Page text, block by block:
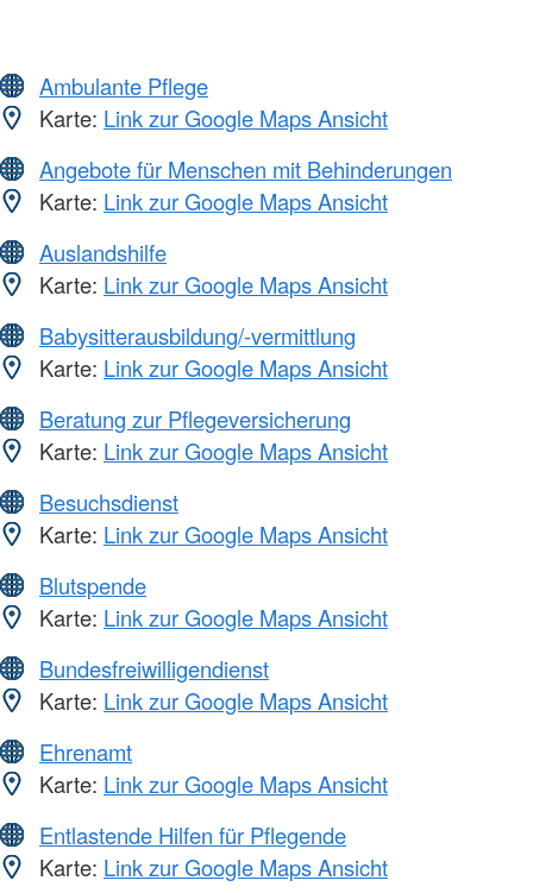
Ambulante Pflege
Karte: Link zur Google Maps Ansicht
Angebote für Menschen mit Behinderungen
Karte: Link zur Google Maps Ansicht
Auslandshilfe
Karte: Link zur Google Maps Ansicht
Babysitterausbildung/-vermittlung
Karte: Link zur Google Maps Ansicht
Beratung zur Pflegeversicherung
Karte: Link zur Google Maps Ansicht
Besuchsdienst
Karte: Link zur Google Maps Ansicht
Blutspende
Karte: Link zur Google Maps Ansicht
Bundesfreiwilligendienst
Karte: Link zur Google Maps Ansicht
Ehrenamt
Karte: Link zur Google Maps Ansicht
Entlastende Hilfen für Pflegende
Karte: Link zur Google Maps Ansicht